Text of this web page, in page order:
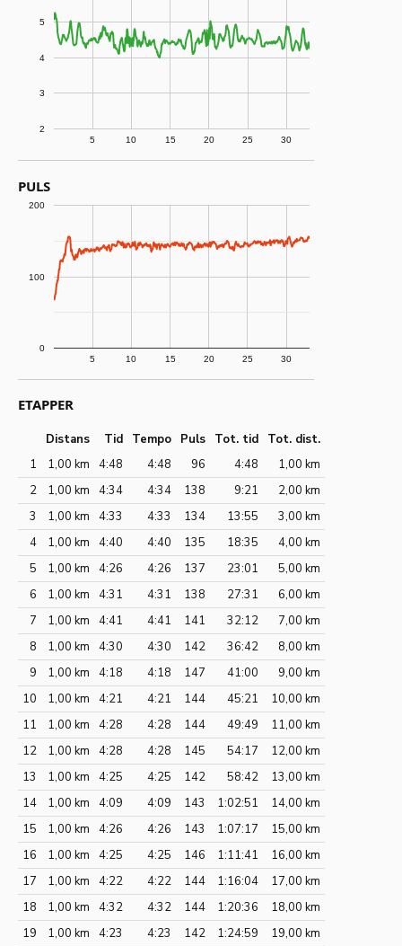
5 10 15 20 25 30
2
3
4
5
PULS
5 10 15 20 25 30
0
100
200
ETAPPER
Distans Tid Tempo Puls Tot. tid
Tot. dist.
1
1,00 km 4:48 4:48 96 4:48
1,00 km
2
1,00 km 4:34 4:34 138 9:21
2,00 km
3
1,00 km 4:33 4:33 134 13:55
3,00 km
4
1,00 km 4:40 4:40 135 18:35
4,00 km
5
1,00 km 4:26 4:26 137 23:01
5,00 km
6
1,00 km 4:31 4:31 138 27:31
6,00 km
7
1,00 km 4:41 4:41 141 32:12
7,00 km
8
1,00 km 4:30 4:30 142 36:42
8,00 km
9
1,00 km 4:18 4:18 147 41:00
9,00 km
10
1,00 km 4:21 4:21 144 45:21
10,00 km
11
1,00 km 4:28 4:28 144 49:49
11,00 km
12
1,00 km 4:28 4:28 145 54:17
12,00 km
13
1,00 km 4:25 4:25 142 58:42
13,00 km
14
1,00 km 4:09 4:09 143 1:02:51
14,00 km
15
1,00 km 4:26 4:26 143 1:07:17
15,00 km
16
1,00 km 4:25 4:25 146 1:11:41
16,00 km
17
1,00 km 4:22 4:22 144 1:16:04
17,00 km
18
1,00 km 4:32 4:32 144 1:20:36
18,00 km
19
1,00 km 4:23 4:23 142 1:24:59
19,00 km